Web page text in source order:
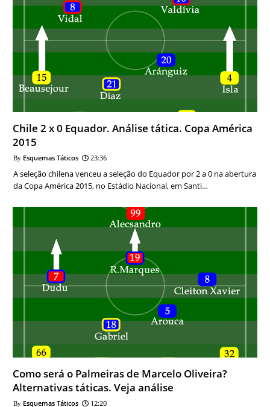
Chile 2 x 0 Equador. Análise tática. Copa América
2015
Esquemas Táticos 23:36
A seleção chilena venceu a seleção do Equador por 2 a 0 na abertura
da Copa América 2015, no Estádio Nacional, em Santi…
Como será o Palmeiras de Marcelo Oliveira?
Alternativas táticas. Veja análise
Esquemas Táticos 12:20